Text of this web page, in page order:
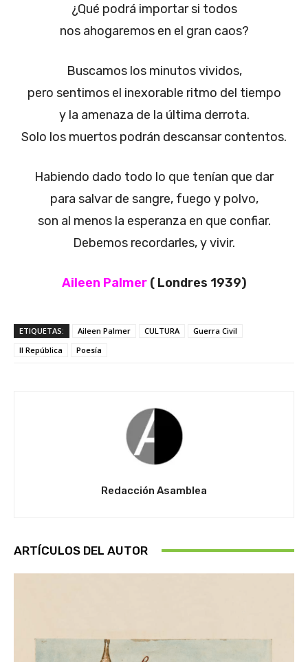
¿Qué podrá importar si todos
nos ahogaremos en el gran caos?
Buscamos los minutos vividos,
pero sentimos el inexorable ritmo del tiempo
y la amenaza de la última derrota.
Solo los muertos podrán descansar contentos.
Habiendo dado todo lo que tenían que dar
para salvar de sangre, fuego y polvo,
son al menos la esperanza en que confiar.
Debemos recordarles, y vivir.
Aileen Palmer( Londres 1939)
ETIQUETAS: Aileen Palmer CULTURA
Guerra Civil
II República
Poesía
Redacción Asamblea
ARTÍCULOS DEL AUTOR